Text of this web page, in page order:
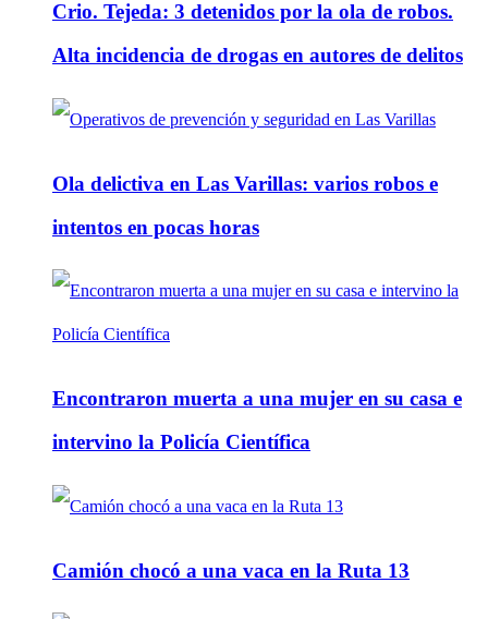
Crio. Tejeda: 3 detenidos por la ola de robos.
Alta incidencia de drogas en autores de delitos
Ola delictiva en Las Varillas: varios robos e
intentos en pocas horas
Encontraron muerta a una mujer en su casa e
intervino la Policía Científica
Camión chocó a una vaca en la Ruta 13